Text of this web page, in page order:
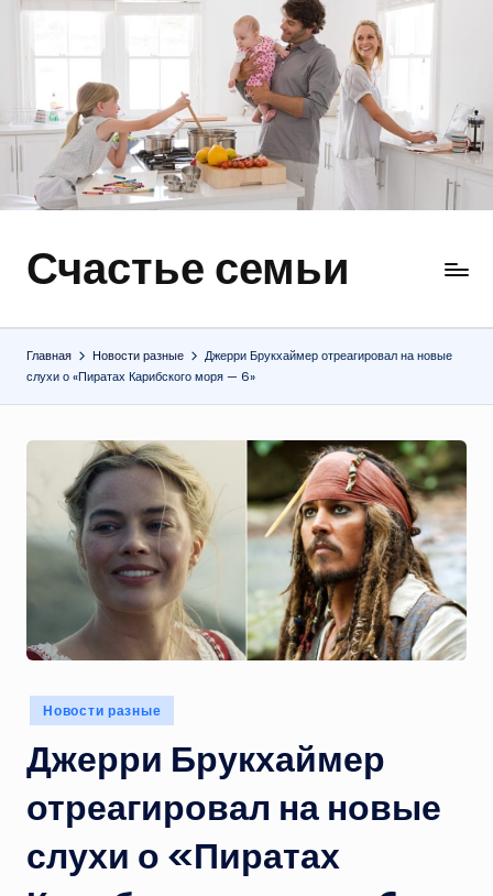
содержимому
Счастье семьи
Быт,
отношения
Главная Новости разные
Джерри Брукхаймер отреагировал на новые
слухи о «Пиратах Карибского моря — 6»
Опубликовано
в
Новости разные
Джерри Брукхаймер
отреагировал на новые
слухи о «Пиратах